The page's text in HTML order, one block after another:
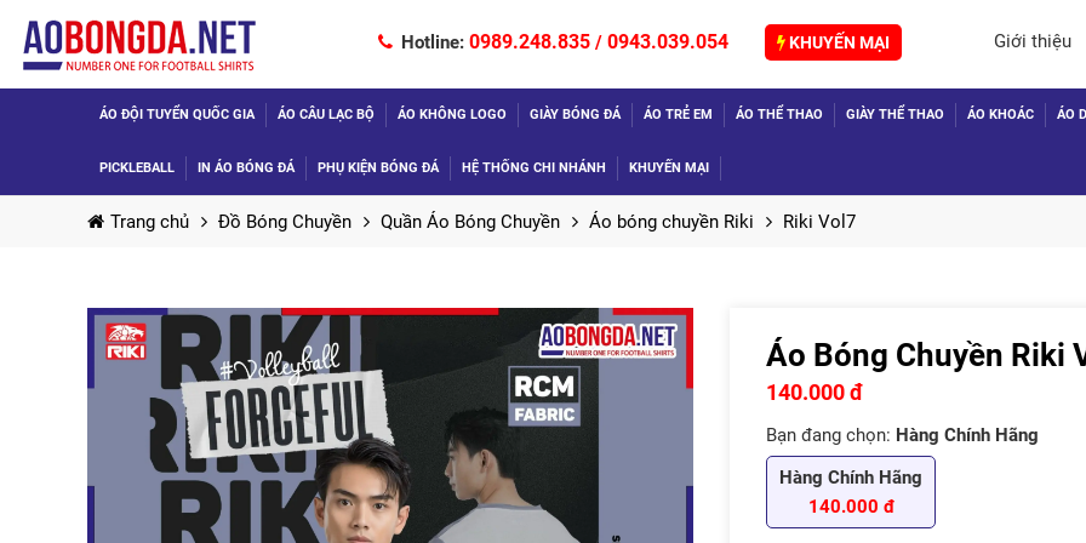
Hotline: 0989.248.835 / 0943.039.054 KHUYẾN MẠI Giới thiệu
ÁO ĐỘI TUYỂN QUỐC GIA ÁO CÂU LẠC BỘ ÁO KHÔNG LOGO GIÀY BÓNG ĐÁ ÁO TRẺ EM ÁO THỂ THAO GIÀY THỂ THAO ÁO KHOÁC ÁO
PICKLEBALL IN ÁO BÓNG ĐÁ PHỤ KIỆN BÓNG ĐÁ HỆ THỐNG CHI NHÁNH KHUYẾN MẠI
TIẾP
Trang chủ Đồ Bóng Chuyền Quần Áo Bóng Chuyền Áo bóng chuyền Riki Riki Vol7
Áo Bóng Chuyền Riki
140.000 đ
Bạn đang chọn: Hàng Chính Hãng
Hàng Chính Hãng
140.000 đ